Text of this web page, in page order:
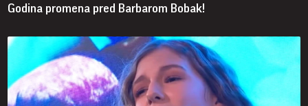
Godina promena pred Barbarom Bobak!